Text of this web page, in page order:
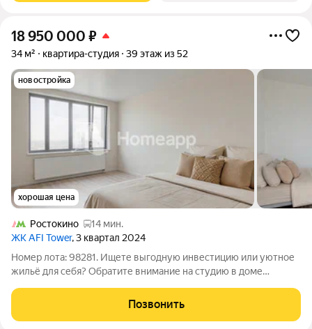
18 950 000 ₽
34 м² квартира-студия 39 этаж из 52
новостройка
хорошая цена
Ростокино
14 мин.
ЖК AFI Tower, 3 квартал 2024
Номер лота: 98281. Ищете выгодную инвестицию или уютное
жильё для себя? Обратите внимание на студию в доме
города! Просторная планировка студии позволяет выделить
зоны гардероба, спальни и
Позвонить